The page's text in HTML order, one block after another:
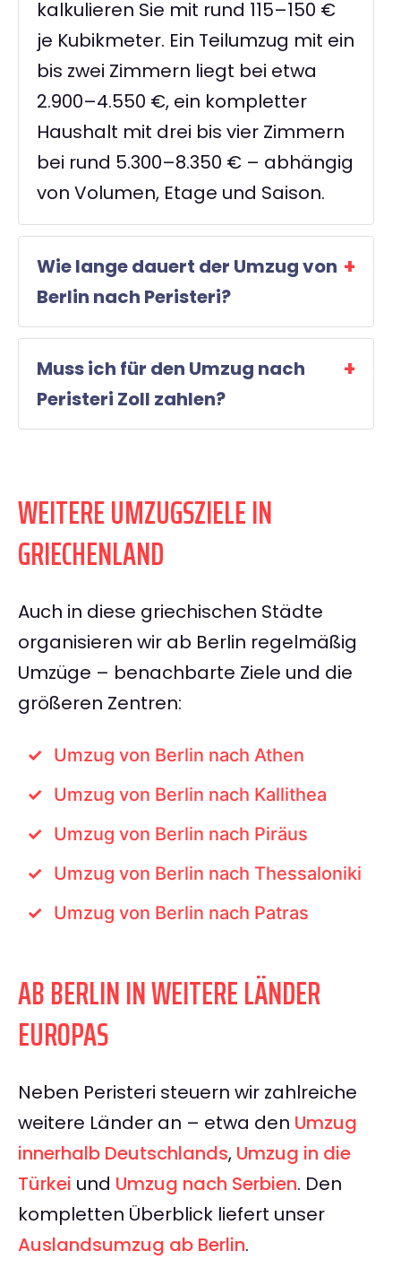
kalkulieren Sie mit rund 115–150 €
je Kubikmeter. Ein Teilumzug mit ein
bis zwei Zimmern liegt bei etwa
2.900–4.550 €, ein kompletter
Haushalt mit drei bis vier Zimmern
bei rund 5.300–8.350 € – abhängig
von Volumen, Etage und Saison.
Wie lange dauert der Umzug von
Berlin nach Peristeri?
Muss ich für den Umzug nach
Peristeri Zoll zahlen?
WEITERE UMZUGSZIELE IN
GRIECHENLAND
Auch in diese griechischen Städte
organisieren wir ab Berlin regelmäßig
Umzüge – benachbarte Ziele und die
größeren Zentren:
Umzug von Berlin nach Athen
Umzug von Berlin nach Kallithea
Umzug von Berlin nach Piräus
Umzug von Berlin nach Thessaloniki
Umzug von Berlin nach Patras
AB BERLIN IN WEITERE LÄNDER
EUROPAS
Neben Peristeri steuern wir zahlreiche
weitere Länder an – etwa den Umzug
innerhalb Deutschlands, Umzug in die
Türkei und Umzug nach Serbien. Den
kompletten Überblick liefert unser
Auslandsumzug ab Berlin.